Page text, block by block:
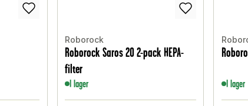
Roborock
Roborock Saros 20 2-pack HEPA-
filter
I lager I lager